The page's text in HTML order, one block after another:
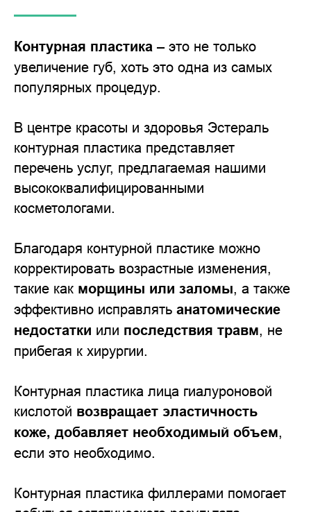
Контурная пластика – это не только
увеличение губ, хоть это одна из самых
популярных процедур.
В центре красоты и здоровья Эстераль
контурная пластика представляет
перечень услуг, предлагаемая нашими
высококвалифицированными
косметологами.
Благодаря контурной пластике можно
корректировать возрастные изменения,
такие как морщины или заломы, а также
эффективно исправлять анатомические
недостатки или последствия травм, не
прибегая к хирургии.
Контурная пластика лица гиалуроновой
кислотой возвращает эластичность
коже, добавляет необходимый объем,
если это необходимо.
Контурная пластика филлерами помогает